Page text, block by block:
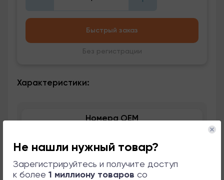
Не нашли нужный товар?
Зарегистрируйтесь и получите доступ
к более 1 миллиону товаров со
Быстрый заказ
Без регистрации
Характеристики:
Номера OEM
Применяемость
Сопутствующие товары